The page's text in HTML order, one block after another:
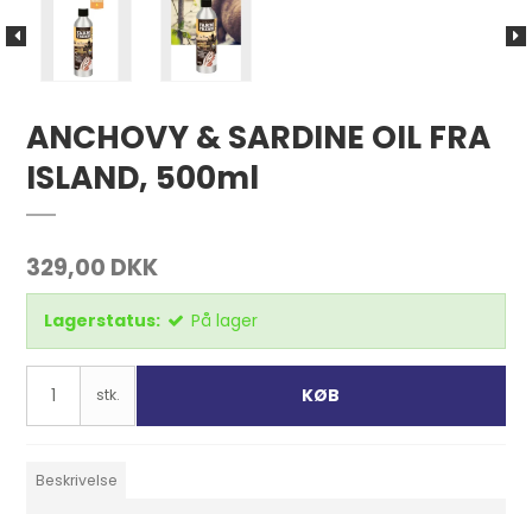
ANCHOVY & SARDINE OIL FRA
ISLAND, 500ml
329,00 DKK
Lagerstatus: På lager
stk. KØB
Beskrivelse